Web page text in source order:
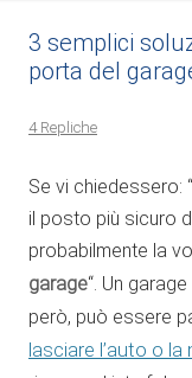
3 semplici
porta del
4 Repliche
Se vi chiedessero:
il posto più sicuro
probabilmente la
garage“. Un
però, può essere
lasciare l’auto o